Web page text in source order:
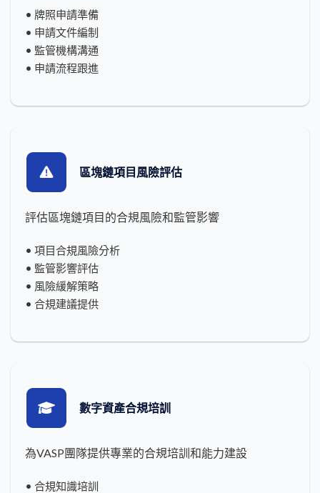
• 牌照申請準備
• 申請文件編制
• 監管機構溝通
• 申請流程跟進
區塊鏈項目風險評估
評估區塊鏈項目的合規風險和監管影響
• 項目合規風險分析
• 監管影響評估
• 風險緩解策略
• 合規建議提供
數字資產合規培訓
為VASP團隊提供專業的合規培訓和能力建設
• 合規知識培訓